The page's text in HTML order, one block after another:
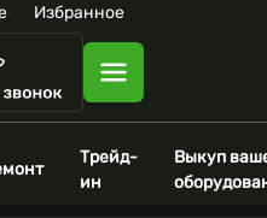
Избранное
Трейд-
ин
Выкуп